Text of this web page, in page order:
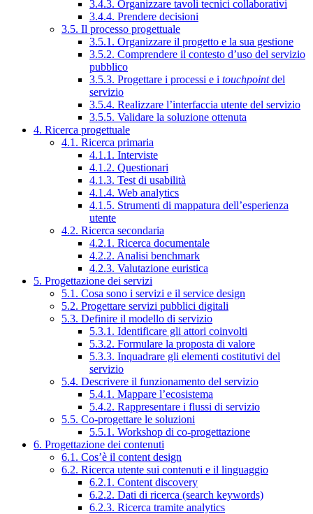
3.4.3. Organizzare tavoli tecnici collaborativi
3.4.4. Prendere decisioni
3.5. Il processo progettuale
3.5.1. Organizzare il progetto e la sua gestione
3.5.2. Comprendere il contesto d’uso del servizio
pubblico
3.5.3. Progettare i processi e i touchpointdel
servizio
3.5.4. Realizzare l’interfaccia utente del servizio
3.5.5. Validare la soluzione ottenuta
4. Ricerca progettuale
4.1. Ricerca primaria
4.1.1. Interviste
4.1.2. Questionari
4.1.3. Test di usabilità
4.1.4. Web analytics
4.1.5. Strumenti di mappatura dell’esperienza
utente
4.2. Ricerca secondaria
4.2.1. Ricerca documentale
4.2.2. Analisi benchmark
4.2.3. Valutazione euristica
5. Progettazione dei servizi
5.1. Cosa sono i servizi e il service design
5.2. Progettare servizi pubblici digitali
5.3. Definire il modello di servizio
5.3.1. Identificare gli attori coinvolti
5.3.2. Formulare la proposta di valore
5.3.3. Inquadrare gli elementi costitutivi del
servizio
5.4. Descrivere il funzionamento del servizio
5.4.1. Mappare l’ecosistema
5.4.2. Rappresentare i flussi di servizio
5.5. Co-progettare le soluzioni
5.5.1. Workshop di co-progettazione
6. Progettazione dei contenuti
6.1. Cos’è il content design
6.2. Ricerca utente sui contenuti e il linguaggio
6.2.1. Content discovery
6.2.2. Dati di ricerca (search keywords)
6.2.3. Ricerca tramite analytics